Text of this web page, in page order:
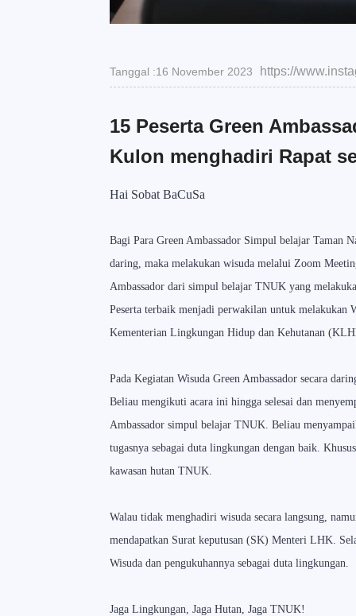
Tanggal :16 November 2023 https://
15 Peserta Green
Kulon menghadiri Rapat
Hai Sobat BaCuSa
Bagi Para Green Ambassador Simpul belajar Taman
daring, maka melakukan wisuda melalui Zoom
Ambassador dari simpul belajar TNUK yang
Peserta terbaik menjadi perwakilan untuk
Kementerian Lingkungan Hidup dan Kehutanan
Pada Kegiatan Wisuda Green Ambassador secara
Beliau mengikuti acara ini hingga selesai dan
Ambassador simpul belajar TNUK. Beliau
tugasnya sebagai duta lingkungan dengan baik.
kawasan hutan TNUK.
Walau tidak menghadiri wisuda secara langsung,
mendapatkan Surat keputusan (SK) Menteri LHK.
Wisuda dan pengukuhannya sebagai duta lingkungan.
Jaga Lingkungan, Jaga Hutan, Jaga TNUK!